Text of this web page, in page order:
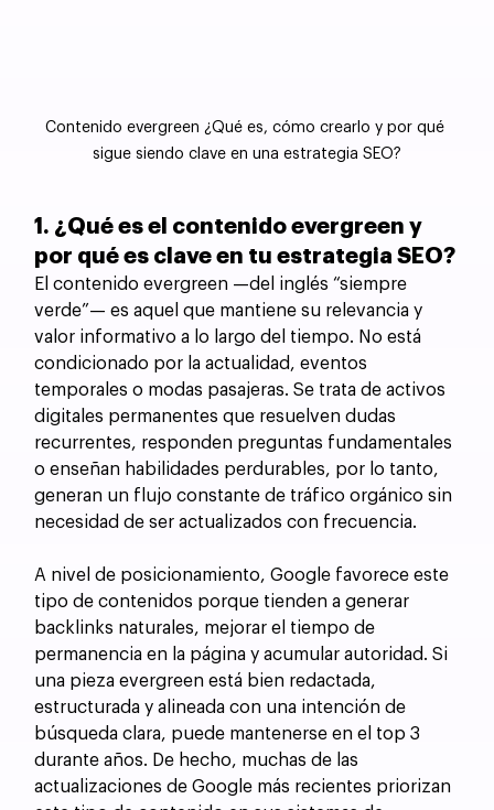
Contenido evergreen ¿Qué es, cómo crearlo y por qué
sigue siendo clave en una estrategia SEO?
1. ¿Qué es el contenido evergreen y
por qué es clave en tu estrategia SEO?
El contenido evergreen —del inglés “siempre
verde”— es aquel que mantiene su relevancia y
valor informativo a lo largo del tiempo. No está
condicionado por la actualidad, eventos
temporales o modas pasajeras. Se trata de activos
digitales permanentes que resuelven dudas
recurrentes, responden preguntas fundamentales
o enseñan habilidades perdurables, por lo tanto,
generan un flujo constante de tráfico orgánico sin
necesidad de ser actualizados con frecuencia.
A nivel de posicionamiento, Google favorece este
tipo de contenidos porque tienden a generar
backlinks naturales, mejorar el tiempo de
permanencia en la página y acumular autoridad. Si
una pieza evergreen está bien redactada,
estructurada y alineada con una intención de
búsqueda clara, puede mantenerse en el top 3
durante años. De hecho, muchas de las
actualizaciones de Google más recientes priorizan